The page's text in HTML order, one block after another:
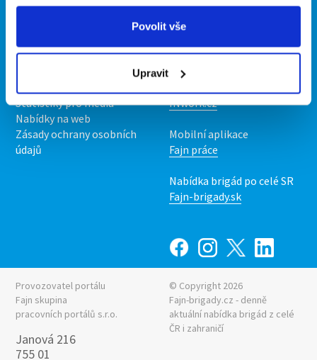
Povolit vše
Upravit
O portálu
O nás
Statistiky pro média
Nabídky na web
Zásady ochrany osobních
údajů
Naše další projekty
Fajn brigády
INwork.cz
Mobilní aplikace
Fajn práce
Nabídka brigád po celé SR
Fajn-brigady.sk
Provozovatel portálu
Fajn skupina
pracovních portálů s.r.o.
Janová 216
755 01
© Copyright 2026
Fajn-brigady.cz - denně
aktuální nabídka brigád z celé
ČR i zahraničí